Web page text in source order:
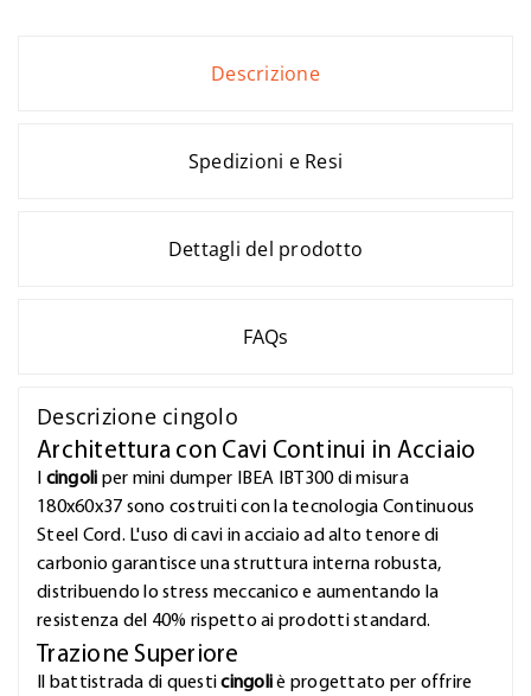
Descrizione
Spedizioni e Resi
Dettagli del prodotto
FAQs
Descrizione cingolo
Architettura con Cavi Continui in Acciaio
cingoli per mini dumper IBEA IBT300 di misura
180x60x37 sono costruiti con la tecnologia Continuous
Steel Cord. L'uso di cavi in acciaio ad alto tenore di
carbonio garantisce una struttura interna robusta,
distribuendo lo stress meccanico e aumentando la
resistenza del 40% rispetto ai prodotti standard.
Trazione Superiore
Il battistrada di questicingoliè progettato per offrire